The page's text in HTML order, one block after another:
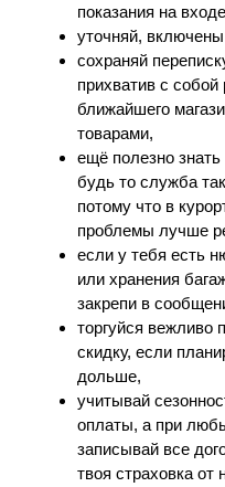
показания на
уточняй,
сохраняй
прихватив с собой
ближайшего
товарами,
ещё полезно
будь то служба
потому что в
проблемы лучше
если у тебя есть
или хранения
закрепи в
торгуйся вежливо
скидку, если
дольше,
учитывай
оплаты, а при
записывай все
твоя страховка